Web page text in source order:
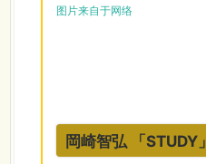
图片来自于网络
岡崎智弘 「STUDY」